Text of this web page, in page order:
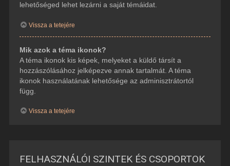
lehetőséged lehet lezárni a saját témáidat.
Vissza a tetejére
Mik azok a téma ikonok?
A téma ikonok kis képek, melyeket a küldő társít a
hozzászólásához jelképezve annak tartalmát. A téma
ikonok használatának lehetősége az adminisztrátortól
függ.
Vissza a tetejére
FELHASZNÁLÓI SZINTEK ÉS CSOPORTOK